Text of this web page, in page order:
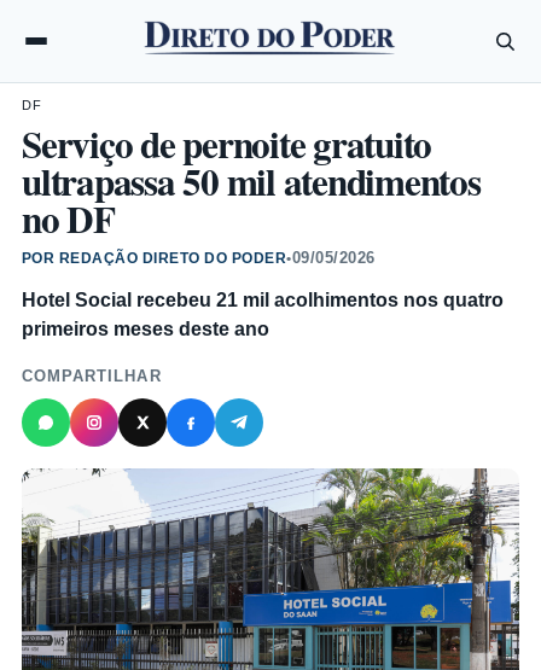
DF
Serviço de pernoite gratuito
ultrapassa 50 mil atendimentos
no DF
POR REDAÇÃO DIRETO DO PODER•09/05/2026
Hotel Social recebeu 21 mil acolhimentos nos quatro
primeiros meses deste ano
COMPARTILHAR